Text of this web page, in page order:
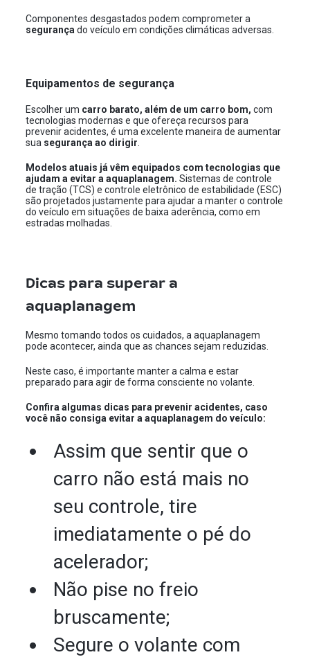
Componentes desgastados podem comprometer a
segurança do veículo em condições climáticas adversas.
Equipamentos de segurança
Escolher um carro barato, além de um carro bom, com
tecnologias modernas e que ofereça recursos para
prevenir acidentes, é uma excelente maneira de aumentar
sua segurança ao dirigir
Modelos atuais já vêm equipados com tecnologias que
ajudam a evitar a aquaplanagem.Sistemas de controle
de tração (TCS) e controle eletrônico de estabilidade (ESC)
são projetados justamente para ajudar a manter o controle
do veículo em situações de baixa aderência, como em
estradas molhadas.
Dicas para superar a
aquaplanagem
Mesmo tomando todos os cuidados, a aquaplanagem
pode acontecer, ainda que as chances sejam reduzidas.
Neste caso, é importante manter a calma e estar
preparado para agir de forma consciente no volante.
Confira algumas dicas para prevenir acidentes, caso
você não consiga evitar a aquaplanagem do veículo:
Assim que sentir que o
carro não está mais no
seu controle, tire
imediatamente o pé do
acelerador;
Não pise no freio
bruscamente;
Segure o volante com